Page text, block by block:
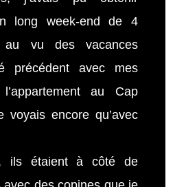
long week-end de 4
au vu des vacances
précédent avec mes
au Cap
voyais encore qu’avec
ils étaient à côté de